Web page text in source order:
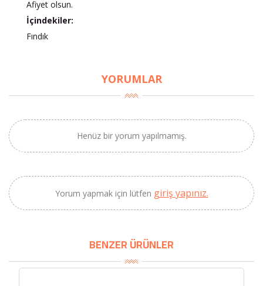
Afiyet olsun.
İçindekiler:
Fındık
YORUMLAR
Henüz bir yorum yapılmamış.
Yorum yapmak için lütfen giriş yapınız.
BENZER ÜRÜNLER
2690,00 TL
Kaan Olgun Hasat
Zeytinyağı (5lt, Soğuk
Sıkım) - Bilgem
Zeytincilik
SEPETE EKLE